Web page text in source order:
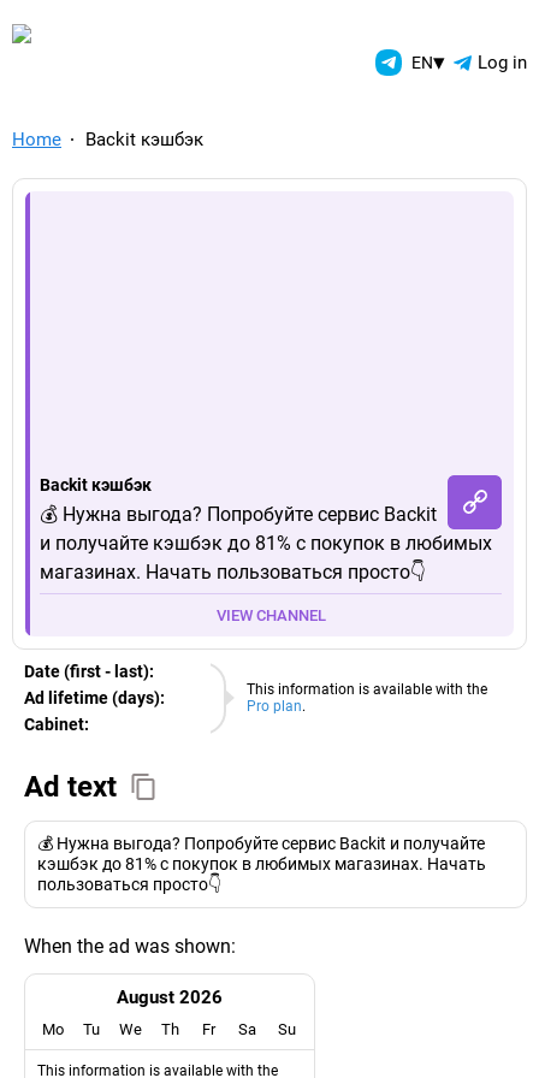
TelegramAds.com — EN▾ Log in
Home Backit кэшбэк
Backit кэшбэк
💰 Нужна выгода? Попробуйте сервис Backit
и получайте кэшбэк до 81% с покупок в любимых
магазинах. Начать пользоваться просто👇
VIEW CHANNEL
This information is available with the
Pro plan.
Date (first - last):
06.08.2026
Ad lifetime (days):
Cabinet:
EURO
Ad text
💰 Нужна выгода? Попробуйте сервис Backit и получайте
кэшбэк до 81% с покупок в любимых магазинах. Начать
пользоваться просто👇
When the ad was shown:
August 2026
Mo Tu We Th Fr Sa Su
This information is available with the